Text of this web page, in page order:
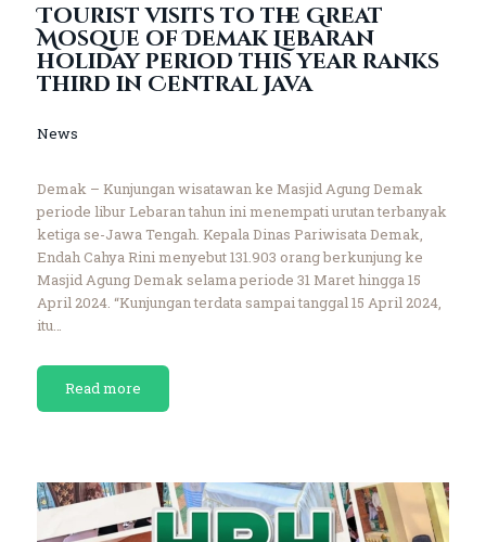
Tourist visits to the Great
Mosque of Demak Lebaran
holiday period this year ranks
third in Central Java
News
Demak – Kunjungan wisatawan ke Masjid Agung Demak
periode libur Lebaran tahun ini menempati urutan terbanyak
ketiga se-Jawa Tengah. Kepala Dinas Pariwisata Demak,
Endah Cahya Rini menyebut 131.903 orang berkunjung ke
Masjid Agung Demak selama periode 31 Maret hingga 15
April 2024. “Kunjungan terdata sampai tanggal 15 April 2024,
itu…
Read more